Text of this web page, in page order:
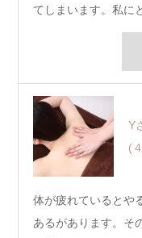
てしまいます。私に
Y
(
体が疲れているとや
あるがあります。そ